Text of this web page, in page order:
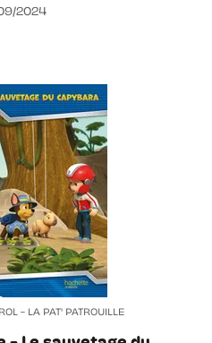
2024
- LA PAT' PATROUILLE